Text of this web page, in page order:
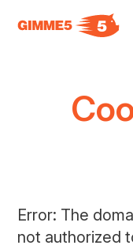
Error: The
not authorized